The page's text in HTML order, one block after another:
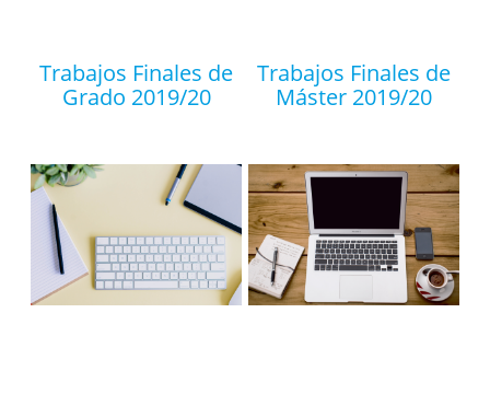
Trabajos Finales de
Grado 2019/20
Trabajos Finales de
Máster 2019/20